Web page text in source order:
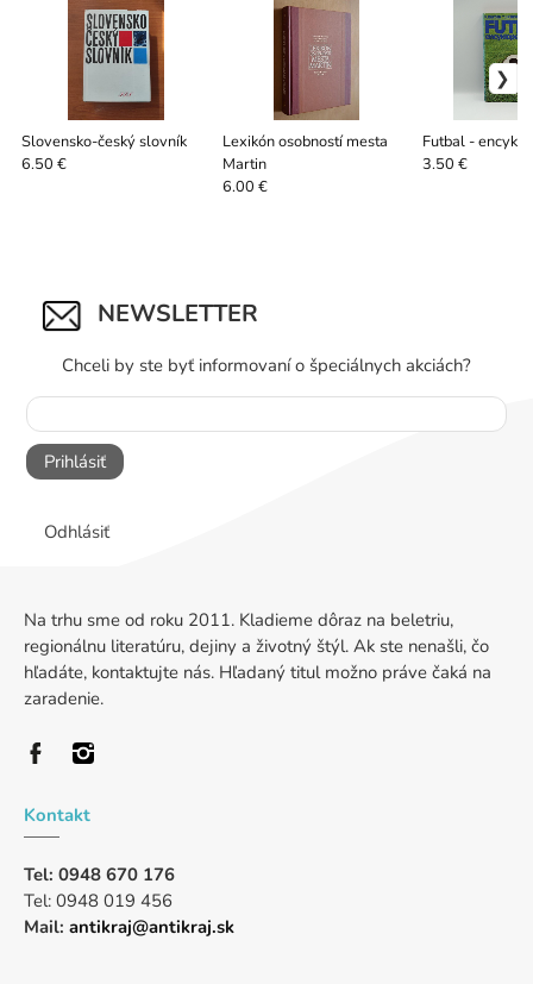
Slovensko-český slovník
6.50 €
Lexikón osobností mesta
Martin
6.00 €
Futbal -
3.50 €
NEWSLETTER
Chceli by ste byť informovaní o špeciálnych akciách?
Prihlásiť
Odhlásiť
Na trhu sme od roku 2011. Kladieme dôraz na beletriu,
regionálnu literatúru, dejiny a životný štýl. Ak ste nenašli, čo
hľadáte, kontaktujte nás. Hľadaný titul možno práve čaká na
zaradenie.
Kontakt
Tel: 0948 670 176
Tel: 0948 019 456
Mail: antikraj@antikraj.sk